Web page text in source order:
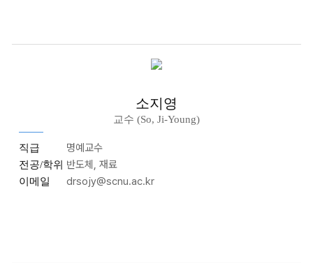
소지영
교수 (So, Ji-Young)
직급 명예교수
전공/학위 반도체, 재료
이메일 drsojy@scnu.ac.kr